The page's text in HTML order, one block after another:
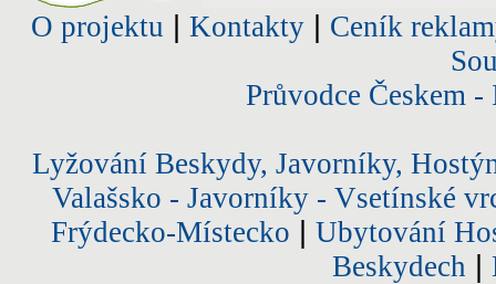
O projektu Kontakty| Ceník
Průvodce Českem
Lyžování Beskydy, Javorníky,
Valašsko - Javorníky - Vsetínské
Frýdecko-Místecko
Ubytování
Beskydech